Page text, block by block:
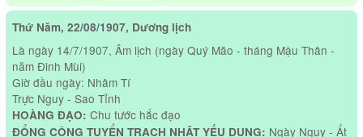
Thứ Năm, 22/08/1907, Dương lịch
Là ngày 14/7/1907, Âm lịch (ngày Quý Mão - tháng Mậu Thân -
năm Đinh Mùi)
Giờ đầu ngày: Nhâm Tí
Trực Nguy - Sao Tỉnh
HOÀNG ĐẠO: Chu tước hắc đạo
ĐỔNG CÔNG TUYỂN TRẠCH NHẬT YẾU DỤNG: Ngày Nguy - Ất